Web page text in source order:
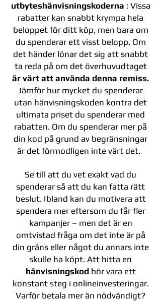
utbyteshänvisningskoderna : Vissa
rabatter kan snabbt krympa hela
beloppet för ditt köp, men bara om
du spenderar ett visst belopp. Om
det händer lönar det sig att snabbt
ta reda på om det överhuvudtaget
är värt att använda denna remiss.
Jämför hur mycket du spenderar
utan hänvisningskoden kontra det
ultimata priset du spenderar med
rabatten. Om du spenderar mer på
din kod på grund av begränsningar
är det förmodligen inte värt det.
Se till att du vet exakt vad du
spenderar så att du kan fatta rätt
beslut. Ibland kan du motivera att
spendera mer eftersom du får fler
kampanjer – men det är en
omtvistad fråga om det inte är på
din gräns eller något du annars inte
skulle ha köpt. Att hitta en
hänvisningskodbör vara ett
konstant steg i onlineinvesteringar.
Varför betala mer än nödvändigt?